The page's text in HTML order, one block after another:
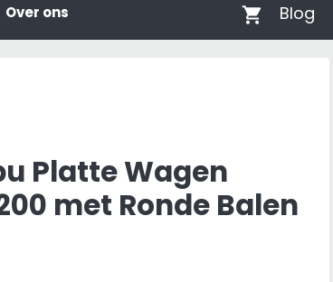
Over ons Blog
Platte Wagen
met Ronde Balen